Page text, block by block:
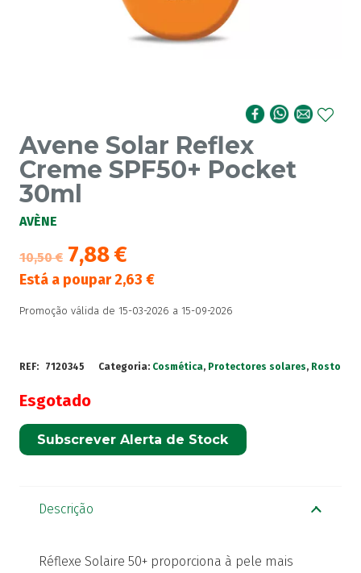
Avene Solar Reflex
Creme SPF50+ Pocket
30ml
AVÈNE
10,50€ 7,88€
Está a poupar2,63 €
Promoção válida de 15-03-2026 a 15-09-2026
REF: 7120345 Categoria: Cosmética, Protectores solares, Rosto
Esgotado
Subscrever Alerta de Stock
Descrição
Réflexe Solaire 50+ proporciona à pele mais